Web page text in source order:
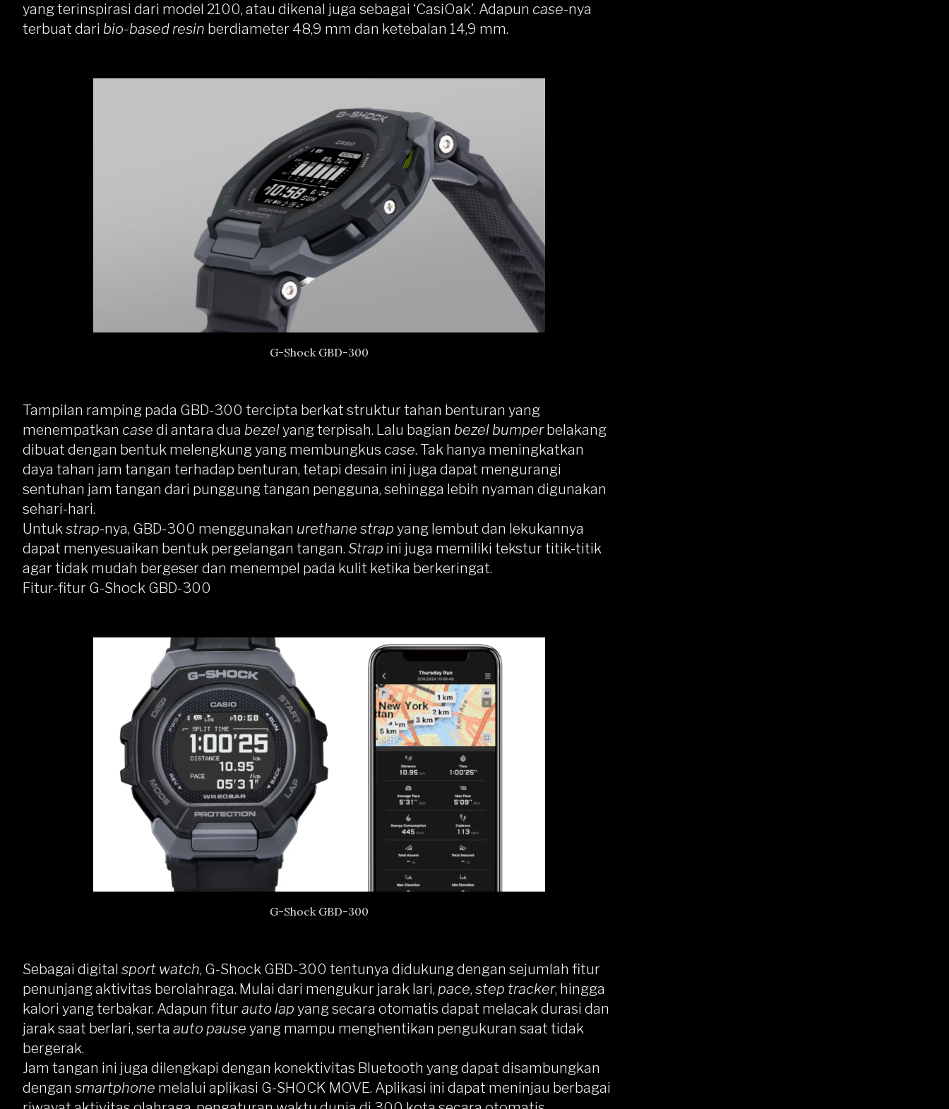
yang terinspirasi dari model 2100, atau dikenal juga sebagai ‘CasiOak’. Adapun case-nya
terbuat dari bio-based resin berdiameter 48,9 mm dan ketebalan 14,9 mm.
G-Shock GBD-300
Tampilan ramping pada GBD-300 tercipta berkat struktur tahan benturan yang
menempatkan case di antara dua bezelyang terpisah. Lalu bagian bezel bumperbelakang
dibuat dengan bentuk melengkung yang membungkus case. Tak hanya meningkatkan
daya tahan jam tangan terhadap benturan, tetapi desain ini juga dapat mengurangi
sentuhan jam tangan dari punggung tangan pengguna, sehingga lebih nyaman digunakan
sehari-hari.
Untukstrap-nya, GBD-300 menggunakan urethane strap yang lembut dan lekukannya
dapat menyesuaikan bentuk pergelangan tangan. Strap ini juga memiliki tekstur titik-titik
agar tidak mudah bergeser dan menempel pada kulit ketika berkeringat.
Fitur-fitur G-Shock GBD-300
G-Shock GBD-300
Sebagai digital sport watch, G-Shock GBD-300 tentunya didukung dengan sejumlah fitur
penunjang aktivitas berolahraga. Mulai dari mengukur jarak lari, pace, step tracker, hingga
kalori yang terbakar. Adapun fiturauto lap yang secara otomatis dapat melacak durasi dan
jarak saat berlari, serta auto pause yang mampu menghentikan pengukuran saat tidak
bergerak.
Jam tangan ini juga dilengkapi dengan konektivitas Bluetooth yang dapat disambungkan
dengan smartphone melalui aplikasi G-SHOCK MOVE. Aplikasi ini dapat meninjau berbagai